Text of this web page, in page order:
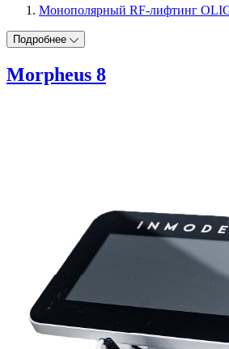
Монополярный RF-лифтинг
Подробнее
Morpheus 8